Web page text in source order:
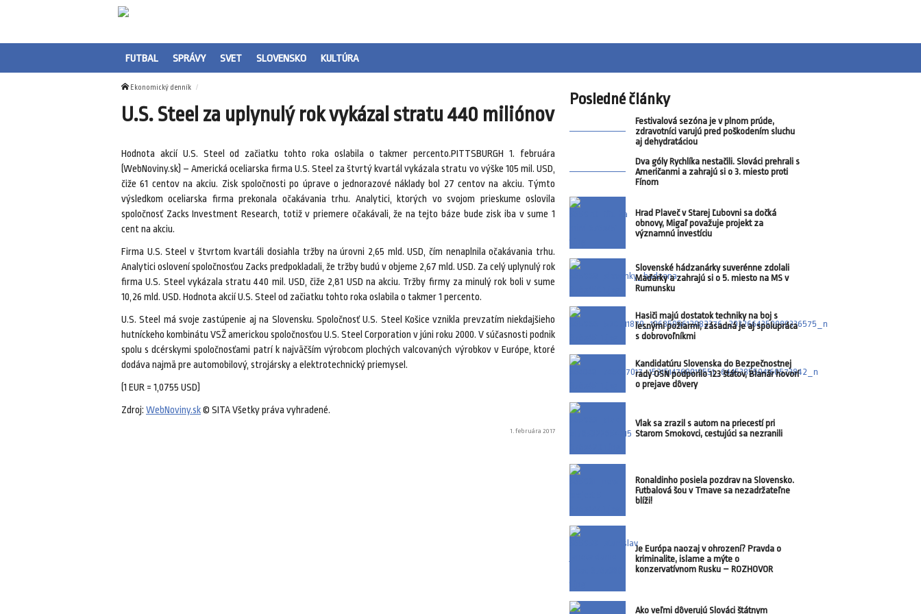
FUTBAL SPRÁVY SVET SLOVENSKO KULTÚRA
Ekonomický denník
U.S. Steel za uplynulý rok vykázal stratu 440 miliónov
Hodnota akcií U.S. Steel od začiatku tohto roka oslabila o takmer percento.PITTSBURGH 1. februára
(WebNoviny.sk) – Americká oceliarska firma U.S. Steel za štvrtý kvartál vykázala stratu vo výške 105 mil. USD,
čiže 61 centov na akciu. Zisk spoločnosti po úprave o jednorazové náklady bol 27 centov na akciu. Týmto
výsledkom oceliarska firma prekonala očakávania trhu. Analytici, ktorých vo svojom prieskume oslovila
spoločnosť Zacks Investment Research, totiž v priemere očakávali, že na tejto báze bude zisk iba v sume 1
cent na akciu.
Firma U.S. Steel v štvrtom kvartáli dosiahla tržby na úrovni 2,65 mld. USD, čím nenaplnila očakávania trhu.
Analytici oslovení spoločnosťou Zacks predpokladali, že tržby budú v objeme 2,67 mld. USD. Za celý uplynulý rok
firma U.S. Steel vykázala stratu 440 mil. USD, čiže 2,81 USD na akciu. Tržby firmy za minulý rok boli v sume
10,26 mld. USD. Hodnota akcií U.S. Steel od začiatku tohto roka oslabila o takmer 1 percento.
U.S. Steel má svoje zastúpenie aj na Slovensku. Spoločnosť U.S. Steel Košice vznikla prevzatím niekdajšieho
hutníckeho kombinátu VSŽ americkou spoločnosťou U.S. Steel Corporation v júni roku 2000. V súčasnosti podnik
spolu s dcérskymi spoločnosťami patrí k najväčším výrobcom plochých valcovaných výrobkov v Európe, ktoré
dodáva najmä pre automobilový, strojársky a elektrotechnický priemysel.
(1 EUR = 1,0755 USD)
Zdroj: WebNoviny.sk© SITA Všetky práva vyhradené.
1. februára 2017
Posledné články
Festivalová sezóna je v plnom prúde,
zdravotníci varujú pred poškodením sluchu
aj dehydratáciou
Dva góly Rychlíka nestačili. Slováci prehrali s
Američanmi a zahrajú si o 3. miesto proti
Fínom
Hrad Plaveč v Starej Ľubovni sa dočká
obnovy, Migaľ považuje projekt za
významnú investíciu
Slovenské hádzanárky suverénne zdolali
Maďarky a zahrajú si o 5. miesto na MS v
Rumunsku
Hasiči majú dostatok techniky na boj s
lesnými požiarmi, zásadná je aj spolupráca
s dobrovoľníkmi
Kandidatúru Slovenska do Bezpečnostnej
rady OSN podporilo 123 štátov, Blanár hovorí
o prejave dôvery
Vlak sa zrazil s autom na priecestí pri
Starom Smokovci, cestujúci sa nezranili
Ronaldinho posiela pozdrav na Slovensko.
Futbalová šou v Trnave sa nezadržateľne
blíži!
Je Európa naozaj v ohrození? Pravda o
kriminalite, islame a mýte o
konzervatívnom Rusku – ROZHOVOR
Ako veľmi dôverujú Slováci štátnym